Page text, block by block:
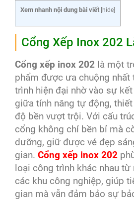
Xem nhanh nội dung bài viết hide
Cổng Xếp Inox 202
Cổng xếp inox 202 là một
phẩm được ưa chuộng nhất
trình hiện đại nhờ vào sự
giữa tính năng tự động,
độ bền vượt trội. Với cấu
cổng không chỉ bền bỉ mà
dưỡng, giữ được vẻ đẹp
gian. Cổng xếp inox 202
loại công trình khác nhau từ
các khu công nghiệp, giúp
gian mà vẫn đảm bảo sự